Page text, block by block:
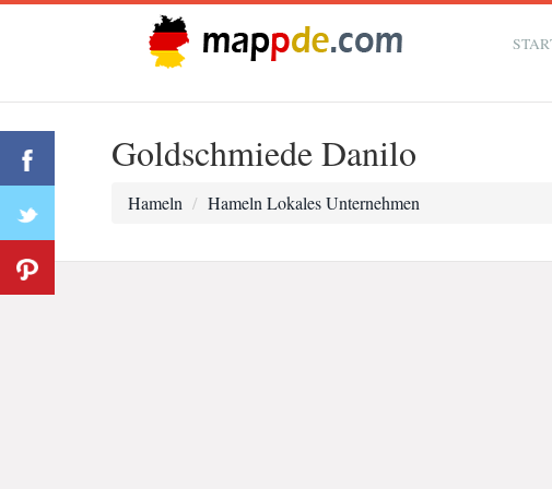
Goldschmiede Danilo
Hameln Hameln Lokales Unternehmen